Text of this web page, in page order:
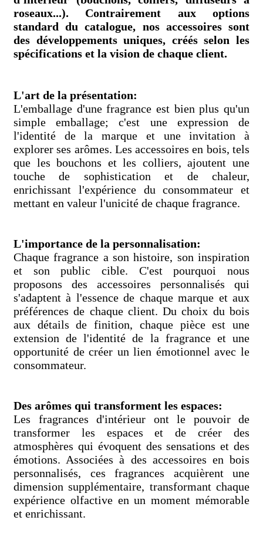
roseaux...). Contrairement aux options
standard du catalogue, nos accessoires sont
des développements uniques, créés selon les
spécifications et la vision de chaque client.
L'art de la présentation:
L'emballage d'une fragrance est bien plus qu'un
simple emballage; c'est une expression de
l'identité de la marque et une invitation à
explorer ses arômes. Les accessoires en bois, tels
que les bouchons et les colliers, ajoutent une
touche de sophistication et de chaleur,
enrichissant l'expérience du consommateur et
mettant en valeur l'unicité de chaque fragrance.
L'importance de la personnalisation:
Chaque fragrance a son histoire, son inspiration
et son public cible. C'est pourquoi nous
proposons des accessoires personnalisés qui
s'adaptent à l'essence de chaque marque et aux
préférences de chaque client. Du choix du bois
aux détails de finition, chaque pièce est une
extension de l'identité de la fragrance et une
opportunité de créer un lien émotionnel avec le
consommateur.
Des arômes qui transforment les espaces:
Les fragrances d'intérieur ont le pouvoir de
transformer les espaces et de créer des
atmosphères qui évoquent des sensations et des
émotions. Associées à des accessoires en bois
personnalisés, ces fragrances acquièrent une
dimension supplémentaire, transformant chaque
expérience olfactive en un moment mémorable
et enrichissant.